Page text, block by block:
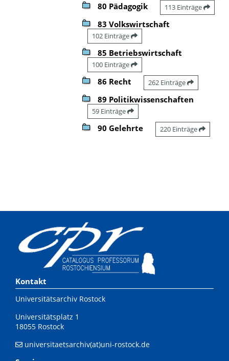
80 Pädagogik 113 Einträge
83 Volkswirtschaft
102 Einträge
85 Betriebswirtschaft
100 Einträge
86 Recht 262 Einträge
89 Politikwissenschaften
59 Einträge
90 Gelehrte 220 Einträge
Kontakt
Universitätsarchiv Rostock
Universitätsplatz 1
18055 Rostock
universitaetsarchiv(at)uni-rostock.de